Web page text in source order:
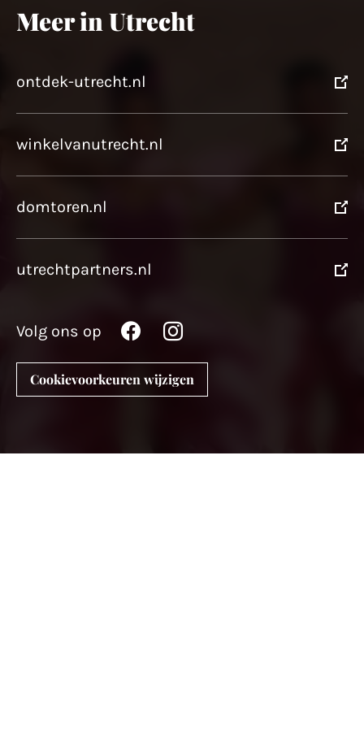
Meer in Utrecht
ontdek-utrecht.nl
winkelvanutrecht.nl
domtoren.nl
utrechtpartners.nl
Volg ons op
Cookievoorkeuren wijzigen